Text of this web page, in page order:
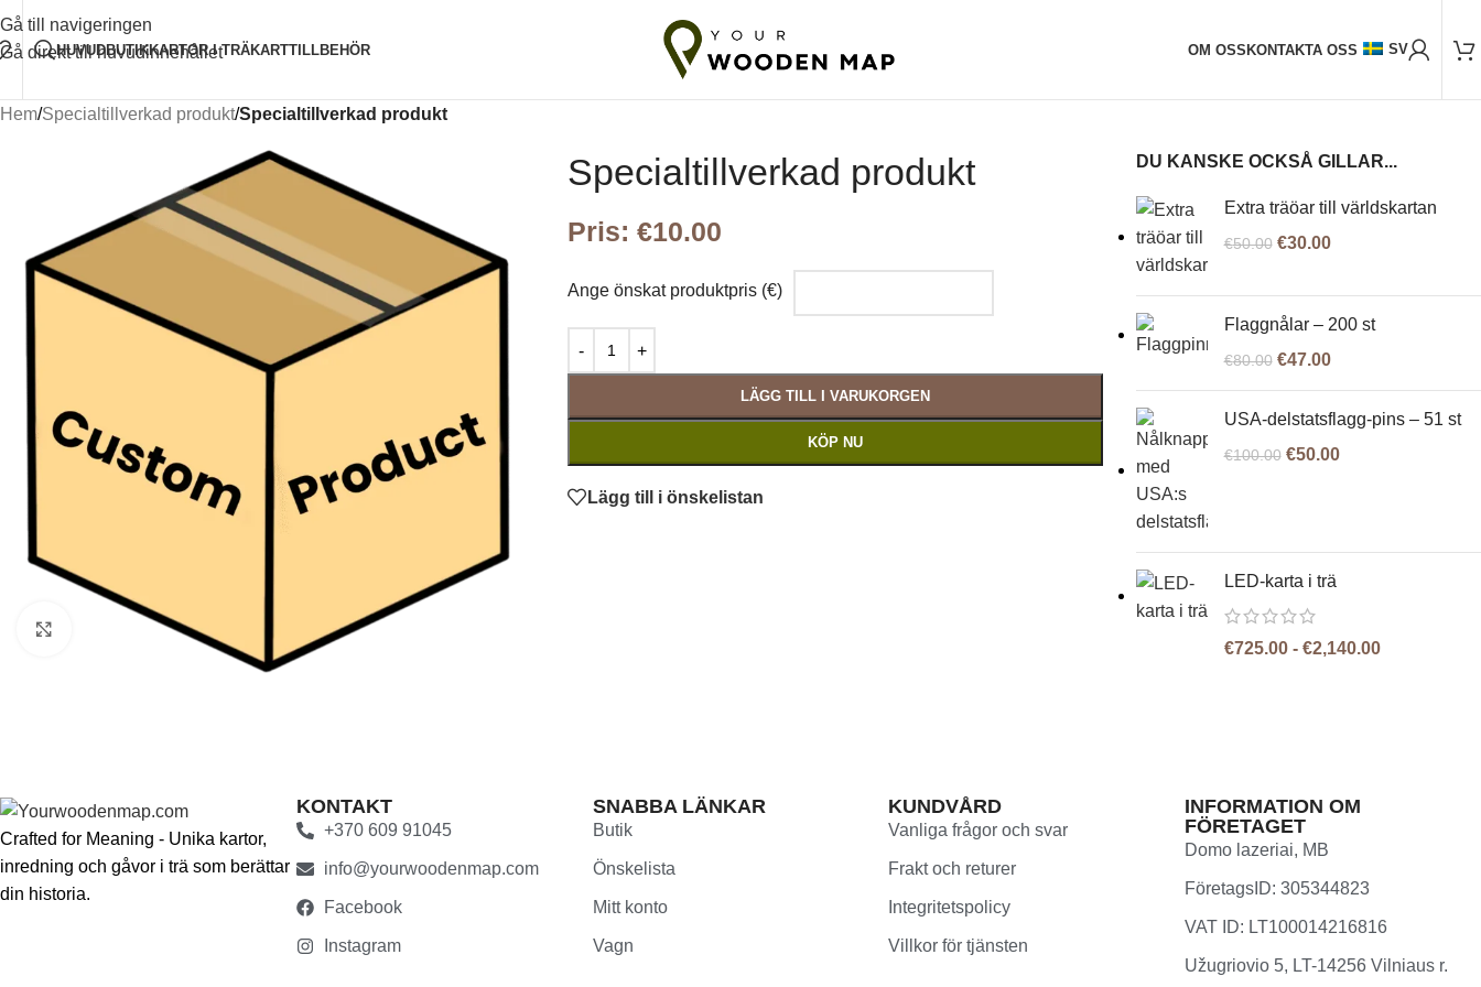
Gå till navigeringen
Gå direkt till huvudinnehållet
Handgjort med kärlek i Litauen 10-18 dagars frakt till länder utanför EU
HUVUDBUTIKKARTOR I TRÄKARTTILLBEHÖR OM OSSKONTAKTA OSS SV
Hem/Specialtillverkad produkt/Specialtillverkad produkt
Klicka för att förstora
Specialtillverkad produkt
Pris:€10.00
Ange önskat produktpris (€)
LÄGG TILL I VARUKORGEN
KÖP NU
Lägg till i önskelistan
DU KANSKE OCKSÅ GILLAR...
Extra träöar till världskartan
€50.00 €30.00
Flaggnålar – 200 st
€80.00 €47.00
USA-delstatsflagg-pins – 51 st
€100.00 €50.00
LED-karta i trä
€725.00 - €2,140.00
Crafted for Meaning - Unika kartor,
inredning och gåvor i trä som berättar
din historia.
KONTAKT
+370 609 91045
info@yourwoodenmap.com
Facebook
Instagram
SNABBA LÄNKAR
Butik
Önskelista
Mitt konto
Vagn
KUNDVÅRD
Vanliga frågor och svar
Frakt och returer
Integritetspolicy
Villkor för tjänsten
INFORMATION OM
FÖRETAGET
Domo lazeriai, MB
FöretagsID: 305344823
VAT ID: LT100014216816
Užugriovio 5, LT-14256 Vilniaus r.